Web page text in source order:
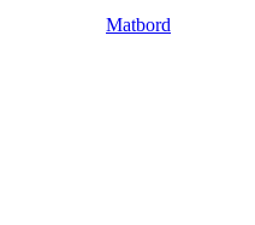
Matbord